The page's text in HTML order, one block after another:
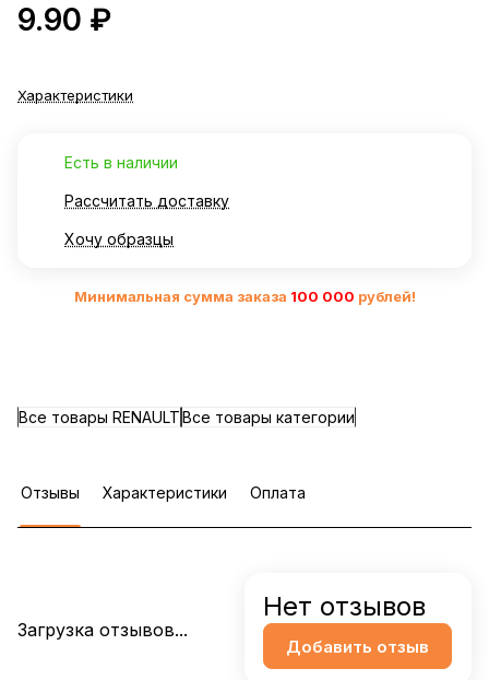
9.90 ₽
Характеристики
Есть в наличии
Рассчитать доставку
Хочу образцы
Минимальная сумма заказа 100 000 рублей!
Все товары RENAULTВсе товары категории
Отзывы Характеристики Оплата
Загрузка отзывов...
Нет отзывов
Добавить отзыв